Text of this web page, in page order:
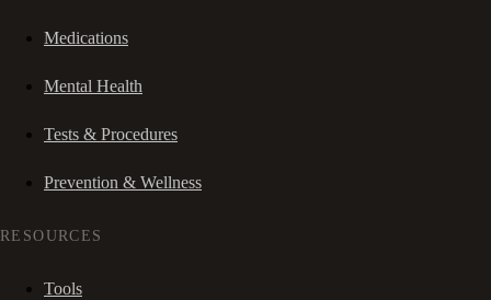
Medications
Mental Health
Tests & Procedures
Prevention & Wellness
RESOURCES
Tools